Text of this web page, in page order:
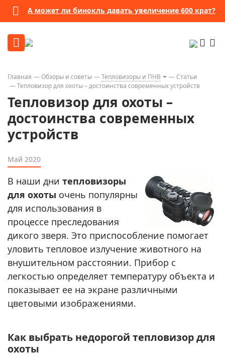
А может ли бинокль давать увеличение 600 крат?
Главная Обзоры и советы Тепловизоры и ПНВ
Статьи
Тепловизор для охоты – достоинства современных устройств
Тепловизор для охоты –
достоинства современных
устройств
Май 2020
В наши дни тепловизоры
для охоты очень популярны
для использования в
процессе преследования
дикого зверя. Это приспособление помогает
уловить тепловое излучение животного на
внушительном расстоянии. Прибор с
легкостью определяет температуру объекта и
показывает ее на экране различными
цветовыми изображениями.
Как выбрать недорогой тепловизор для
охоты